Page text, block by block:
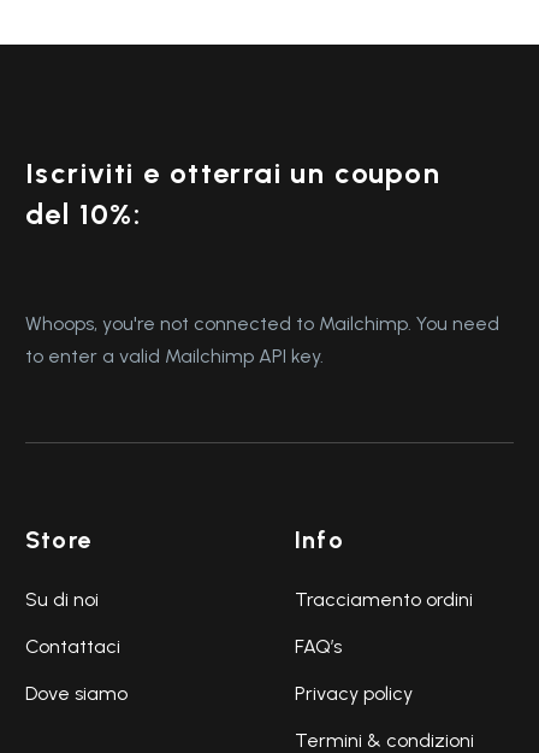
Iscriviti e otterrai un coupon
del 10%:
Whoops, you're not connected to Mailchimp. You need
to enter a valid Mailchimp API key.
Store
Su di noi
Contattaci
Dove siamo
Info
Tracciamento ordini
FAQ’s
Privacy policy
Termini & condizioni